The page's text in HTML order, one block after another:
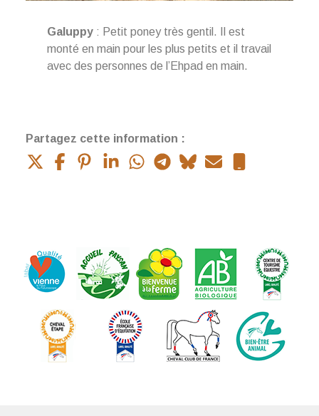
Galuppy : Petit poney très gentil. Il est
monté en main pour les plus petits et il travail
avec des personnes de l’Ehpad en main.
Partagez cette information :